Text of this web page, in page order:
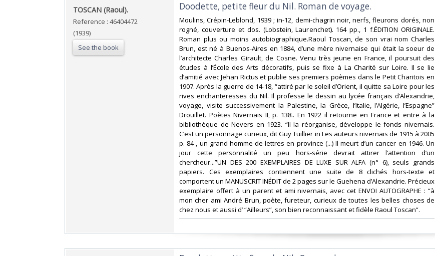
‎TOSCAN (Raoul).‎
Reference : 46404472
(1939)
See the book
‎Doodette, petite fleur du Nil. Roman de voyage.‎
‎Moulins, Crépin-Leblond, 1939 ; in-12, demi-chagrin noir, nerfs, fleurons dorés, non
rogné, couverture et dos. (Lobstein, Laurenchet). 164 pp., 1 f.ÉDITION ORIGINALE.
Roman plus ou moins autobiographique.Raoul Toscan, de son vrai nom Charles
Brun, est né à Buenos-Aires en 1884, d’une mère nivernaise qui était la soeur de
l’architecte Charles Girault, de Cosne. Venu très jeune en France, il poursuit des
études à l’École des Arts décoratifs, puis se fixe à La Charité sur Loire. Il se lie
d’amitié avec Jehan Rictus et publie ses premiers poèmes dans le Petit Charitois en
1907. Après la guerre de 14-18, “attiré par le soleil d’Orient, il quitte sa Loire pour les
rives enchanteresses du Nil. Il professe le dessin au lycée français d’Alexandrie,
voyage, visite successivement la Palestine, la Grèce, l’Italie, l’Algérie, l’Espagne”
Drouillet. Poètes Nivernais II, p. 138.. En 1922 il retourne en France et entre à la
bibliothèque de Nevers en 1923. “Il la réorganise, développe le fonds nivernais.
C’est un personnage curieux, dit Guy Tuillier in Les auteurs nivernais de 1915 à 2005
p. 84 , un grand homme de lettres en province (...) Il meurt d’un cancer en 1946. Un
jour cette personnalité un peu hors-série devrait attirer l’attention d’un
chercheur...”UN DES 200 EXEMPLAIRES DE LUXE SUR ALFA (n° 6), seuls grands
papiers. Ces exemplaires contiennent une suite de 8 clichés hors-texte et
comportent un MANUSCRIT INÉDIT de 2 pages sur le Guehena d’Alexandrie. Précieux
exemplaire offert à un parent et ami nivernais, avec cet ENVOI AUTOGRAPHE : “à
mon cher ami André Brun, poète, fureteur, curieux de toutes les belles choses de
chez nous et aussi d’ “Ailleurs”, son bien reconnaissant et fidèle Raoul Toscan”.‎